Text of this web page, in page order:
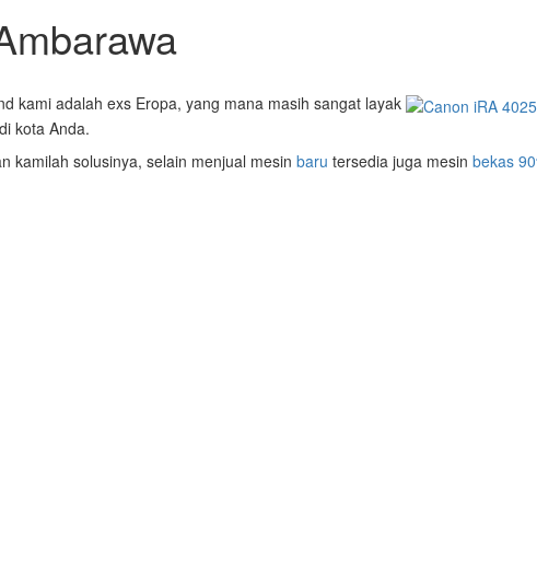
kami adalah exs Eropa, yang mana masih sangat layak
kota Anda.
kamilah solusinya, selain menjual mesin baru tersedia juga mesin bekas